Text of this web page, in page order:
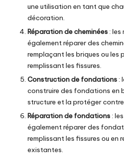
une utilisation en tant que
décoration.
Réparation de cheminées: les
également réparer des
remplaçant les briques ou les
remplissant les fissures.
Construction de fondations:
construire des fondations en
structure et la protéger contre
Réparation de fondations:
également réparer des
remplissant les fissures ou en
existantes.